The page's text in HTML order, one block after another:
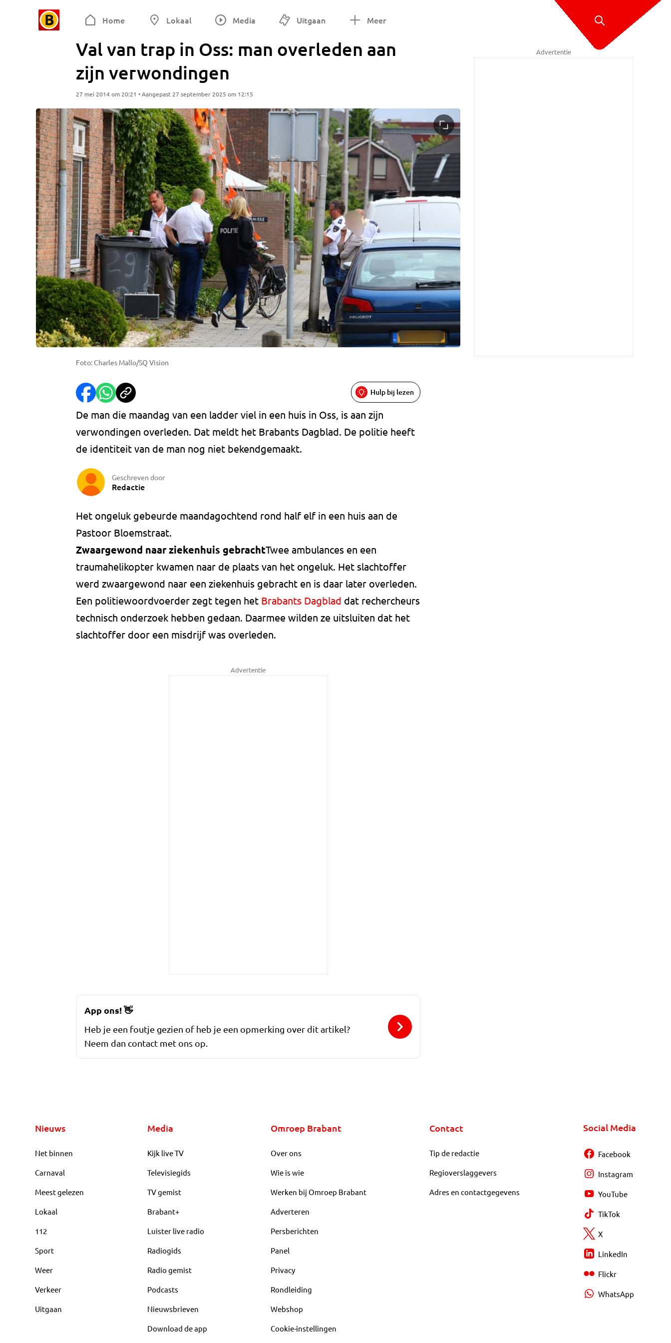
Home Lokaal Media Uitgaan Meer
Val van trap in Oss: man overleden aan
zijn verwondingen
27 mei 2014 om 20:21 • Aangepast 27 september 2025 om 12:15
Foto: Charles Mallo/SQ Vision
Hulp bij lezen
De man die maandag van een ladder viel in een huis in Oss, is aan zijn
verwondingen overleden. Dat meldt het Brabants Dagblad. De politie heeft
de identiteit van de man nog niet bekendgemaakt.
Geschreven door
Redactie
Het ongeluk gebeurde maandagochtend rond half elf in een huis aan de
Pastoor Bloemstraat.
Zwaargewond naar ziekenhuis gebrachtTwee ambulances en een
traumahelikopter kwamen naar de plaats van het ongeluk. Het slachtoffer
werd zwaargewond naar een ziekenhuis gebracht en is daar later overleden.
Een politiewoordvoerder zegt tegen het Brabants Dagblad dat rechercheurs
technisch onderzoek hebben gedaan. Daarmee wilden ze uitsluiten dat het
slachtoffer door een misdrijf was overleden.
Advertentie
Advertentie
App ons!👋
Heb je een foutje gezien of heb je een opmerking over dit artikel?
Neem dan contact met ons op.
Nieuws
Net binnen
Carnaval
Meest gelezen
Lokaal
112
Sport
Weer
Verkeer
Uitgaan
Media
Kijk live TV
Televisiegids
TV gemist
Brabant+
Luister live radio
Radiogids
Radio gemist
Podcasts
Nieuwsbrieven
Download de app
Omroep Brabant
Over ons
Wie is wie
Werken bij Omroep Brabant
Adverteren
Persberichten
Panel
Privacy
Rondleiding
Webshop
Cookie-instellingen
Contact
Tip de redactie
Regioverslaggevers
Adres en contactgegevens
Social Media
Facebook
Instagram
YouTube
TikTok
X
LinkedIn
Flickr
WhatsApp